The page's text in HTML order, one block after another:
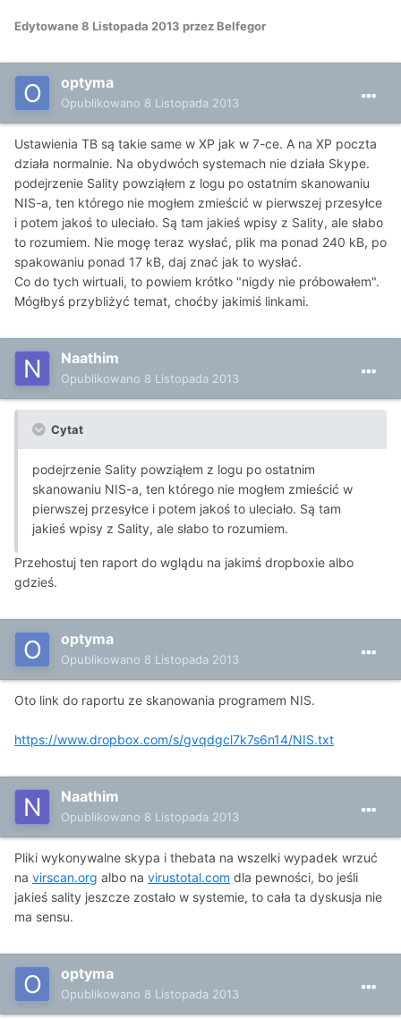
Edytowane8 Listopada 2013 przez Belfegor
optyma
Opublikowano 8 Listopada 2013
Ustawienia TB są takie same w XP jak w 7-ce. A na XP poczta
działa normalnie. Na obydwóch systemach nie działa Skype.
podejrzenie Sality powziąłem z logu po ostatnim skanowaniu
NIS-a, ten którego nie mogłem zmieścić w pierwszej przesyłce
i potem jakoś to uleciało. Są tam jakieś wpisy z Sality, ale słabo
to rozumiem. Nie mogę teraz wysłać, plik ma ponad 240 kB, po
spakowaniu ponad 17 kB, daj znać jak to wysłać.
Co do tych wirtuali, to powiem krótko "nigdy nie próbowałem".
Mógłbyś przybliżyć temat, choćby jakimiś linkami.
Naathim
Opublikowano 8 Listopada 2013
Cytat
podejrzenie Sality powziąłem z logu po ostatnim
skanowaniu NIS-a, ten którego nie mogłem zmieścić w
pierwszej przesyłce i potem jakoś to uleciało. Są tam
jakieś wpisy z Sality, ale słabo to rozumiem.
Przehostuj ten raport do wglądu na jakimś dropboxie albo
gdzieś.
optyma
Opublikowano 8 Listopada 2013
Oto link do raportu ze skanowania programem NIS.
https://www.dropbox.com/s/gvqdgcl7k7s6n14/NIS.txt
Naathim
Opublikowano 8 Listopada 2013
Pliki wykonywalne skypa i thebata na wszelki wypadek wrzuć
na virscan.org albo na virustotal.com dla pewności, bo jeśli
jakieś sality jeszcze zostało w systemie, to cała ta dyskusja nie
ma sensu.
optyma
Opublikowano 8 Listopada 2013